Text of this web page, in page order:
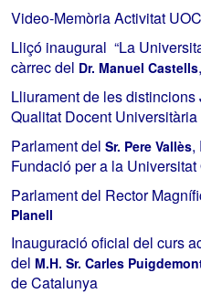
Video-Memòria Activitat
Lliçó inaugural “La
càrrec del Dr. Manuel Castells
Lliurament de les
Qualitat Docent Universitària
Parlament del Sr. Pere Vallès,
Fundació per a la
Parlament del Rector
Planell
Inauguració oficial del curs
del M.H. Sr. Carles
de Catalunya